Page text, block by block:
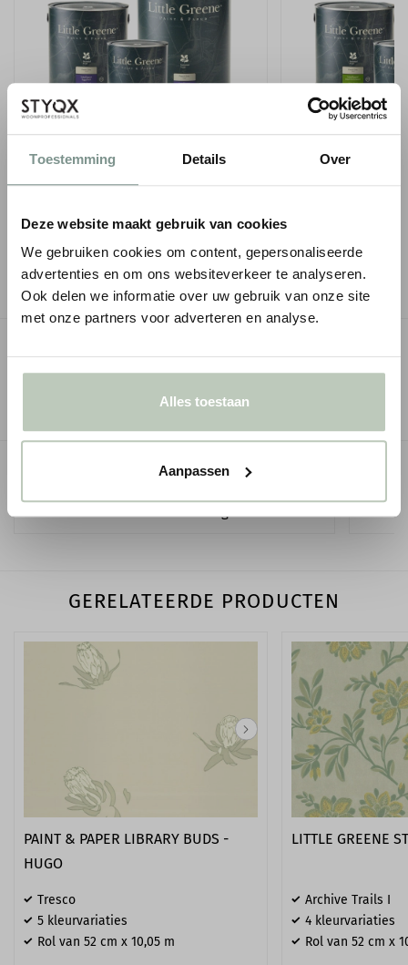
Toestemming Details Over
Deze website maakt gebruik van cookies
We gebruiken cookies om content, gepersonaliseerde
advertenties en om ons websiteverkeer te analyseren.
Ook delen we informatie over uw gebruik van onze site
met onze partners voor adverteren en analyse.
Alles toestaan
Aanpassen
LITTLE GREENE INTELLIGENT EGGSHELL
- 1 LITER
- +
LITTLE GREENE
EMULSION - 1 LITER
-
GERELATEERDE PAGINA'S
The Ardmore Collection - behang van Cole & Son Behang
GERELATEERDE PRODUCTEN
PAINT & PAPER LIBRARY BUDS -
HUGO
Tresco
5 kleurvariaties
Rol van 52 cm x 10,05 m
LITTLE GREENE
Archive Trails I
4 kleurvariaties
Rol van 52 cm x